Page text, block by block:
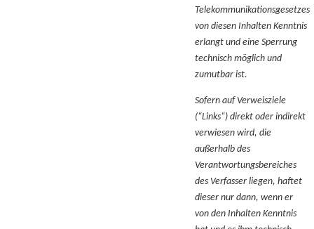
Telekommunikationsgesetzes
von diesen Inhalten Kenntnis
erlangt und eine Sperrung
technisch möglich und
zumutbar ist.
Sofern auf Verweisziele
(“Links“) direkt oder indirekt
verwiesen wird, die
außerhalb des
Verantwortungsbereiches
des Verfasser liegen, haftet
dieser nur dann, wenn er
von den Inhalten Kenntnis